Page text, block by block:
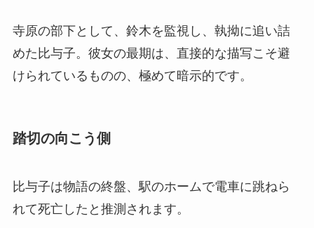
寺原の部下として、鈴木を監視し、執拗に追い詰
めた比与子。彼女の最期は、直接的な描写こそ避
けられているものの、極めて暗示的です。
踏切の向こう側
比与子は物語の終盤、駅のホームで電車に跳ねら
れて死亡したと推測されます。